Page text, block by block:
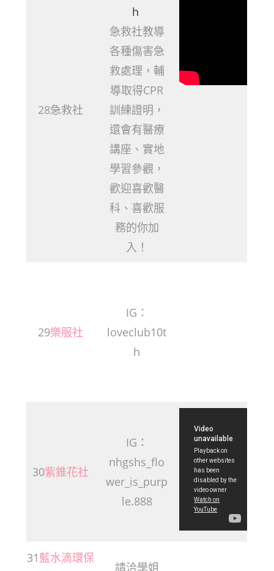
28急救社
h
急救社教導
各種傷害急
救處理，輔
導取得CPR
訓練證明，
還會有醫療
講座、實地
學習參觀，
歡迎喜歡醫
科、喜歡服
務的你加
入！
29樂服社
IG：
loveclub10t
h
30紫錐花社
IG：
nhgshs_flo
wer_is_purp
le.888
31藍水滴環保
請洽學姐